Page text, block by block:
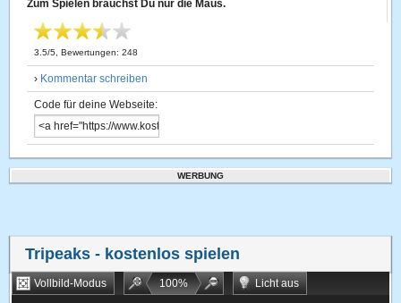
Zum Spielen brauchst Du nur die Maus.
3.5/5 , Bewertungen:248
› Kommentar schreiben
Code für deine Webseite:
WERBUNG
Tripeaks - kostenlos spielen
Vollbild-Modus 100%
Licht aus